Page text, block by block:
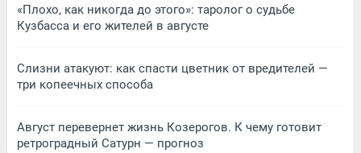
«Плохо, как никогда до этого»: таролог о судьбе
Кузбасса и его жителей в августе
Слизни атакуют: как спасти цветник от вредителей —
три копеечных способа
Август перевернет жизнь Козерогов. К чему готовит
ретроградный Сатурн — прогноз